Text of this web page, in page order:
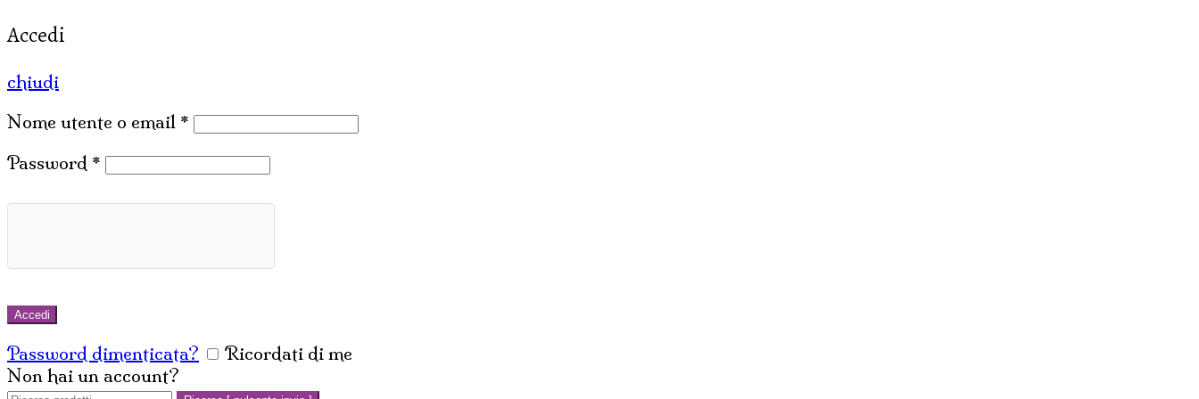
Accedi
chiudi
Nome utente o email *
Password *
Accedi
Password dimenticata?
Ricordati di me
Non hai un account?